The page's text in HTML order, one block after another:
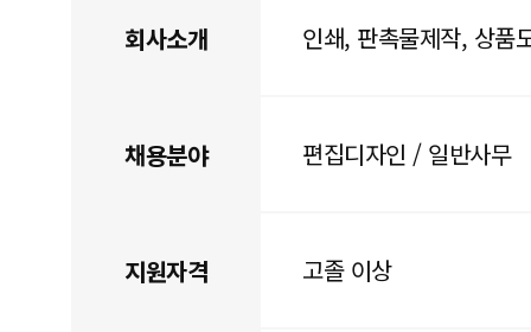
회사소개 인쇄, 판촉물제작, 상품
채용분야 편집디자인 / 일반사무
지원자격 고졸 이상